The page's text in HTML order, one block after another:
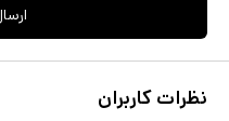
نظرات کاربران